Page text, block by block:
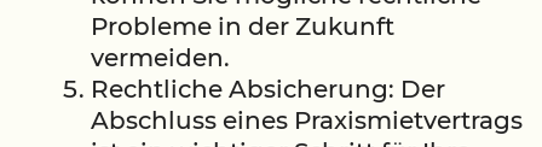
Probleme in der Zukunft
vermeiden.
Rechtliche Absicherung: Der
Abschluss eines Praxismietvertrags